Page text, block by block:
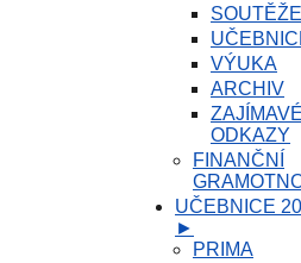
SOUTĚŽE
VÝUKA
ARCHIV
ZAJÍMAVÉ
ODKAZY
FINANČNÍ
UČEBNICE
►
PRIMA